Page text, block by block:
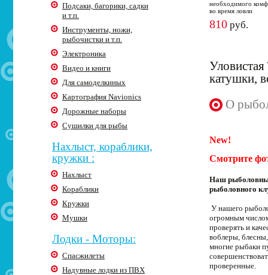
Подсаки, багорики, садки
и т.п.
Инструменты, ножи,
рыбочистки и т.п.
Электроника
Видео и книги
Для самоделкиных
Картография Navionics
Дорожные наборы
Сушилки для рыбы
Нахлыст, кораблики,
кружки :
Нахлыст
Кораблики
Кружки
Мушки
Лодки - Моторы:
Спасжилеты
Надувные лодки из ПВХ
необходимого
во время ловли
810 руб.
катушки,
О
New!
Смотрите
Наш
рыболовного
У нашего
огромным
проверять и
воблеры,
многие рыбаки
проверенные.